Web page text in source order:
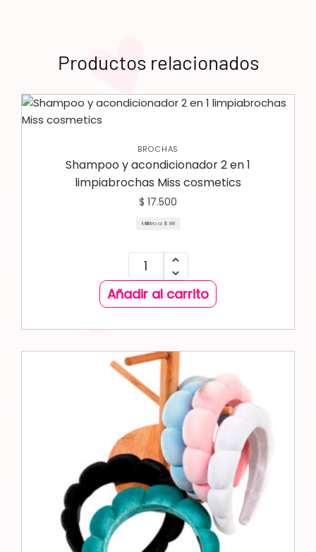
Productos relacionados
BROCHAS
Shampoo y acondicionador 2 en 1
limpiabrochas Miss cosmetics
$ 17.500
Mililitro a: $ 88
Añadir al carrito